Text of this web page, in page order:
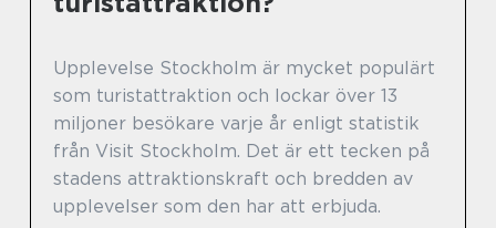
Upplevelse Stockholm är mycket populärt
som turistattraktion och lockar över 13
miljoner besökare varje år enligt statistik
från Visit Stockholm. Det är ett tecken på
stadens attraktionskraft och bredden av
upplevelser som den har att erbjuda.